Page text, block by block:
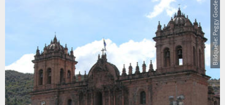
Bildquelle: Peggy Goede